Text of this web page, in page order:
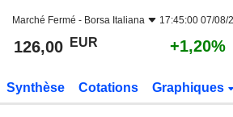
Marché Fermé - Borsa Italiana 17:45:00 07/08/
126,00 EUR +1,20%
Synthèse Cotations Graphiques